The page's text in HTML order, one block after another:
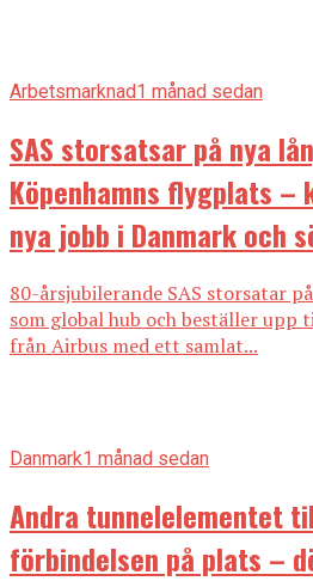
Arbetsmarknad1 månad sedan
SAS storsatsar på nya
Köpenhamns flygplats –
nya jobb i Danmark och
80-årsjubilerande SAS storsatar
som global hub och beställer upp
från Airbus med ett samlat...
Danmark1 månad sedan
Andra tunnelelementet
förbindelsen på plats –